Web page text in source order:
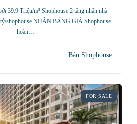
39.9 Triệu/m² Shophouse 2 tầng nhận nhà
shophouse NHẬN BẢNG GIÁ Shophouse
hoàn…
Bán Shophouse
FOR SALE